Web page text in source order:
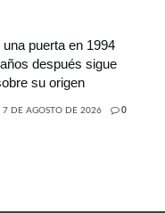
puerta en 1994
después sigue
su origen
7 DE AGOSTO DE 2026 0